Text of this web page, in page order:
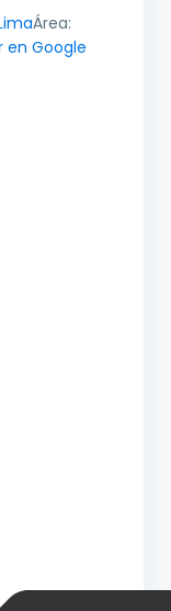
Área:
en Google